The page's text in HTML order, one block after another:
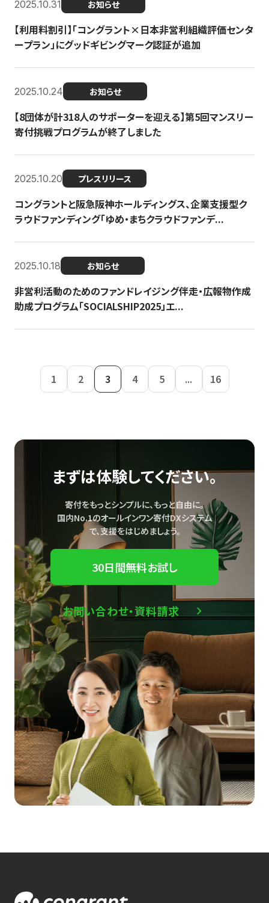
2025.10.31 お知らせ
【利用料割引】「コングラント×日本非営利組織評価センタ
ープラン」にグッドギビングマーク認証が追加
2025.10.24 お知らせ
【8団体が計318人のサポーターを迎える】​​第5回マンスリー
寄付挑戦プログラムが終了しました
2025.10.20 プレスリリース
コングラントと阪急阪神ホールディングス、企業支援型ク
ラウドファンディング「ゆめ・まちクラウドファンデ...
2025.10.18 お知らせ
非営利活動のためのファンドレイジング伴走・広報物作成
助成プログラム「SOCIALSHIP2025」エ...
1 2 3 4 5 ... 16
まずは体験してください。
寄付をもっとシンプルに、もっと自由に。
国内No.1のオールインワン寄付DXシステム
で、支援をはじめましょう。
30日間無料お試し
お問い合わせ・資料請求